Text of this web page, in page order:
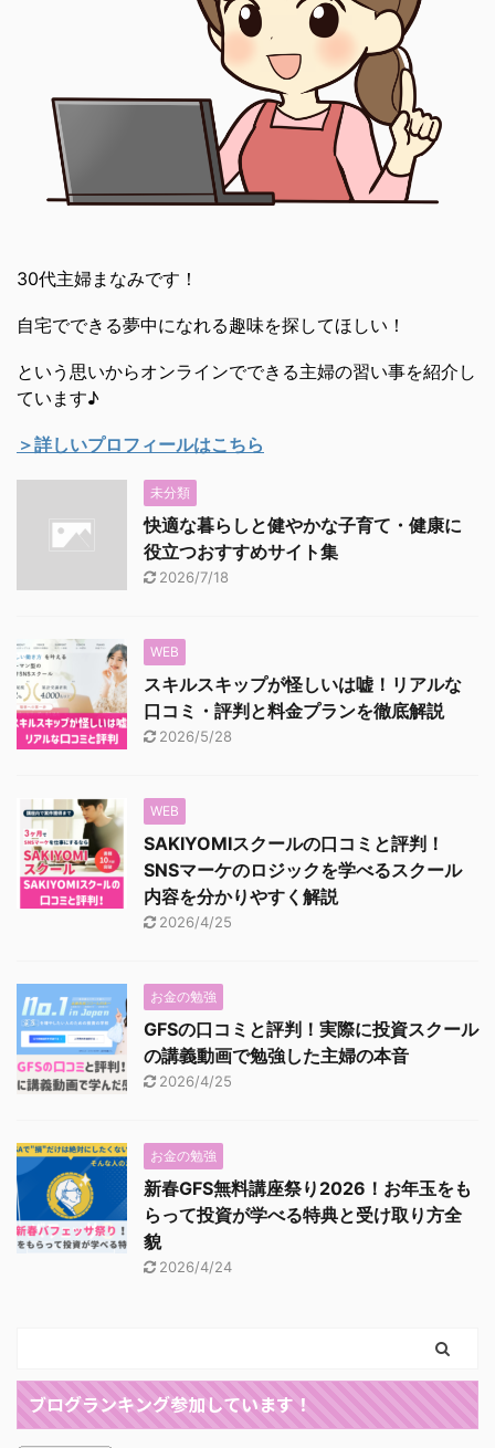
30代主婦まなみです！
自宅でできる夢中になれる趣味を探してほしい！
という思いからオンラインでできる主婦の習い事を紹介し
ています♪
＞詳しいプロフィールはこちら
未分類
快適な暮らしと健やかな子育て・健康に
役立つおすすめサイト集
2026/7/18
WEB
スキルスキップが怪しいは嘘！リアルな
口コミ・評判と料金プランを徹底解説
2026/5/28
WEB
SAKIYOMIスクールの口コミと評判！
SNSマーケのロジックを学べるスクール
内容を分かりやすく解説
2026/4/25
お金の勉強
GFSの口コミと評判！実際に投資スクール
の講義動画で勉強した主婦の本音
2026/4/25
お金の勉強
新春GFS無料講座祭り2026！お年玉をも
らって投資が学べる特典と受け取り方全
貌
2026/4/24
ブログランキング参加しています！